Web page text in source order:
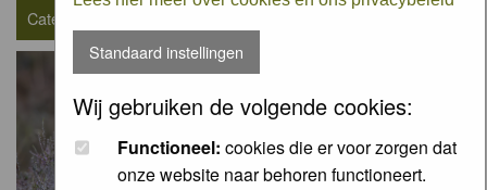
Standaard instellingen
Wij gebruiken de volgende cookies:
Functioneel: cookies die er voor zorgen dat
onze website naar behoren functioneert.
Category : Zoogdieren / Mammals